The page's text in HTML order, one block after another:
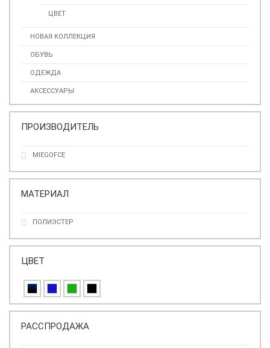
ЦВЕТ
НОВАЯ КОЛЛЕКЦИЯ
ОБУВЬ
ОДЕЖДА
АКСЕССУАРЫ
ПРОИЗВОДИТЕЛЬ
MIEGOFCE
МАТЕРИАЛ
ПОЛИЭСТЕР
ЦВЕТ
РАССПРОДАЖА